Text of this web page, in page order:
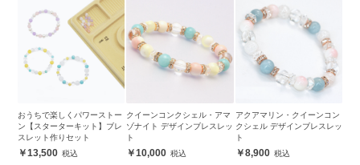
おうちで楽しくパワーストー
ン【スターターキット】ブレ
スレット作りセット
13,500
クイーンコンクシェル・アマ
ゾナイト デザインブレスレッ
ト
10,000
アクアマリン・クイーンコン
クシェル デザインブレスレッ
ト
8,900